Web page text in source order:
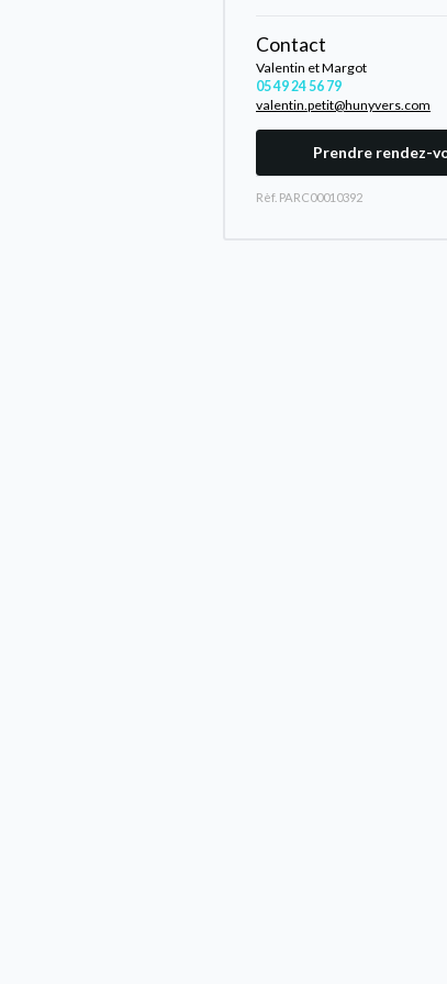
Contact
Valentin et Margot
05 49 24 56 79
valentin.petit@hunyvers.com
Prendre rendez-
Rèf. PARC00010392